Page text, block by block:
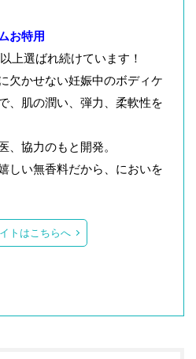
お特用
上選ばれ続けています！
欠かせない妊娠中のボディケ
、肌の潤い、弾力、柔軟性を
、協力のもと開発。
しい無香料だから、においを
トはこちらへ